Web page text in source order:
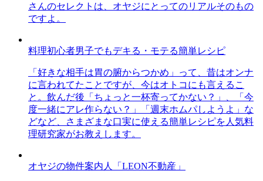
さんのセレクトは、オヤジにとってのリアルそのもの
ですよ。
料理初心者男子でもデキる・モテる簡単レシピ
「好きな相手は胃の腑からつかめ」って、昔はオンナ
に言われてたことですが、今はオトコにも言えるこ
と。飲んだ後「ちょっと一杯寄ってかない？」、「今
度一緒にアレ作らない？」「週末ホムパしようよ」な
どなど、さまざまな口実に使える簡単レシピを人気料
理研究家がお教えします。
オヤジの物件案内人「LEON不動産」